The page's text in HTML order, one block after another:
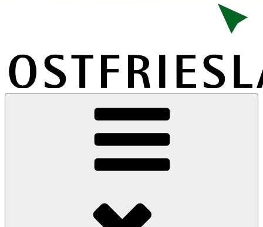
Eine weitere WordPress-Website